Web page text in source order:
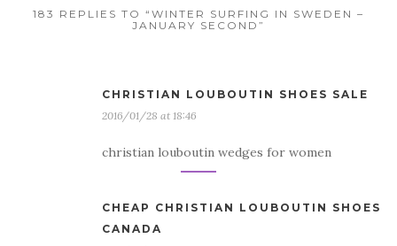
183 REPLIES TO “WINTER SURFING IN SWEDEN –
JANUARY SECOND”
CHRISTIAN LOUBOUTIN SHOES SALE
2016/01/28 at 18:46
christian louboutin wedges for women
CHEAP CHRISTIAN LOUBOUTIN SHOES
CANADA